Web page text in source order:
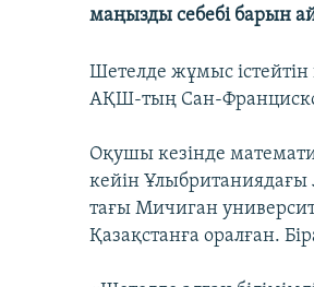
маңызды себебі барын
Шетелде жұмыс
АҚШ-тың Сан-
Оқушы кезінде
кейін
тағы Мичиган
Қазақстанға оралған.